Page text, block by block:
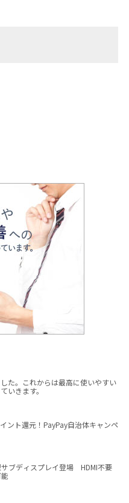
た。これからは最高に使いやすい
いきます。
ント還元！PayPay自治体キャンペ
ブディスプレイ登場 HDMI不要